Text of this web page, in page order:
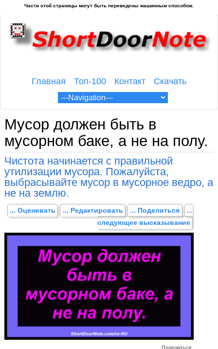
Главная Топ-100 Контакт Скачать
Мусор должен быть в
мусорном баке, а не на полу.
Чистота начинается с правильной
утилизации мусора. Пожалуйста,
выбрасывайте мусор в мусорное ведро, а
не на землю.
... Оценивать ... Редактировать ... Поделиться
...
следующее высказывание
Поделиться: